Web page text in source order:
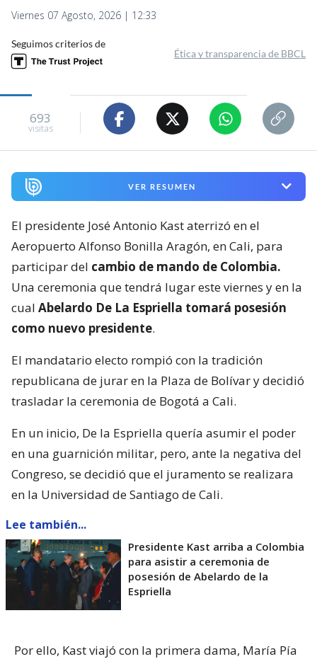
Viernes 07 Agosto, 2026 | 12:33
Seguimos criterios de
Ética y transparencia de BBCL
693
visitas
VER RESUMEN
El presidente José Antonio Kast aterrizó en el
Aeropuerto Alfonso Bonilla Aragón, en Cali, para
participar del cambio de mando de Colombia.
Una ceremonia que tendrá lugar este viernes y en la
cual Abelardo De La Espriella tomará posesión
como nuevo presidente.
El mandatario electo rompió con la tradición
republicana de jurar en la Plaza de Bolívar y decidió
trasladar la ceremonia de Bogotá a Cali.
En un inicio, De la Espriella quería asumir el poder
en una guarnición militar, pero, ante la negativa del
Congreso, se decidió que el juramento se realizara
en la Universidad de Santiago de Cali.
Lee también...
Presidente Kast arriba a Colombia
para asistir a ceremonia de
posesión de Abelardo de la
Espriella
Por ello, Kast viajó con la primera dama, María Pía